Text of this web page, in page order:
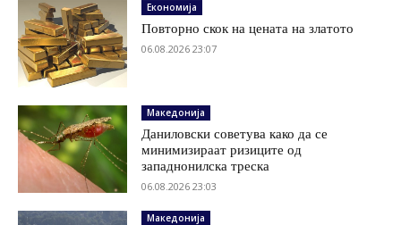
Економија
Повторно скок на цената на златото
06.08.2026 23:07
Македонија
Даниловски советува како да се
минимизираат ризиците од
западнонилска треска
06.08.2026 23:03
Македонија